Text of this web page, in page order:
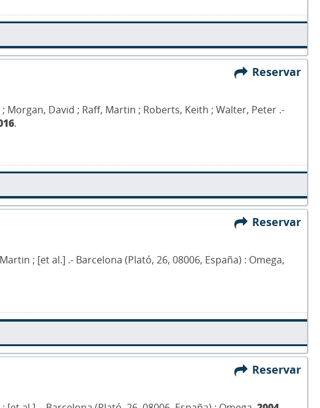
Reservar
Morgan, David ; Raff, Martin ; Roberts, Keith ; Walter, Peter .-
.
Reservar
; [et al.] .- Barcelona (Plató, 26, 08006, España) : Omega,
Reservar